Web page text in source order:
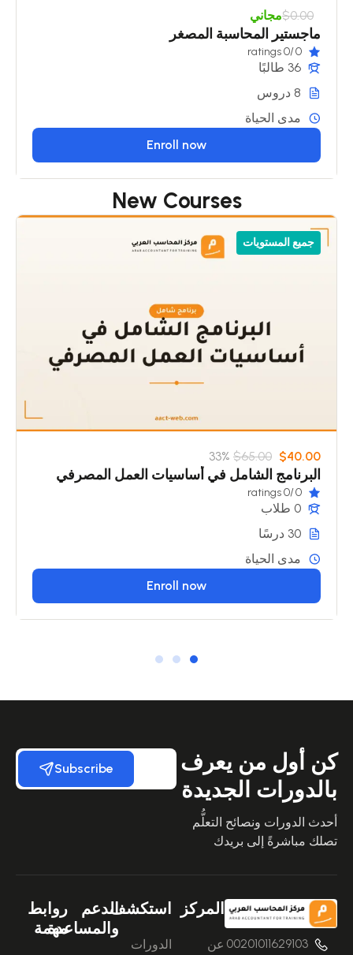
$0.00مجاني
ماجستير المحاسبة المصغر
0
/0 ratings
36 طالبًا
8 دروس
مدى الحياة
Enroll now
New Courses
جميع المستويات
$65.00 $40.00
33%
البرنامج الشامل في أساسيات العمل المصرفي
0
/0 ratings
0 طلاب
30 درسًا
مدى الحياة
Enroll now
كن أول من يعرف
بالدورات الجديدة
أحدث الدورات ونصائح التعلُّم
تصلك مباشرةً إلى بريدك
Subscribe
00201011629103
المركز
عن
استكشف
الدورات
الدعم
والمساعدة
روابط
مهمة